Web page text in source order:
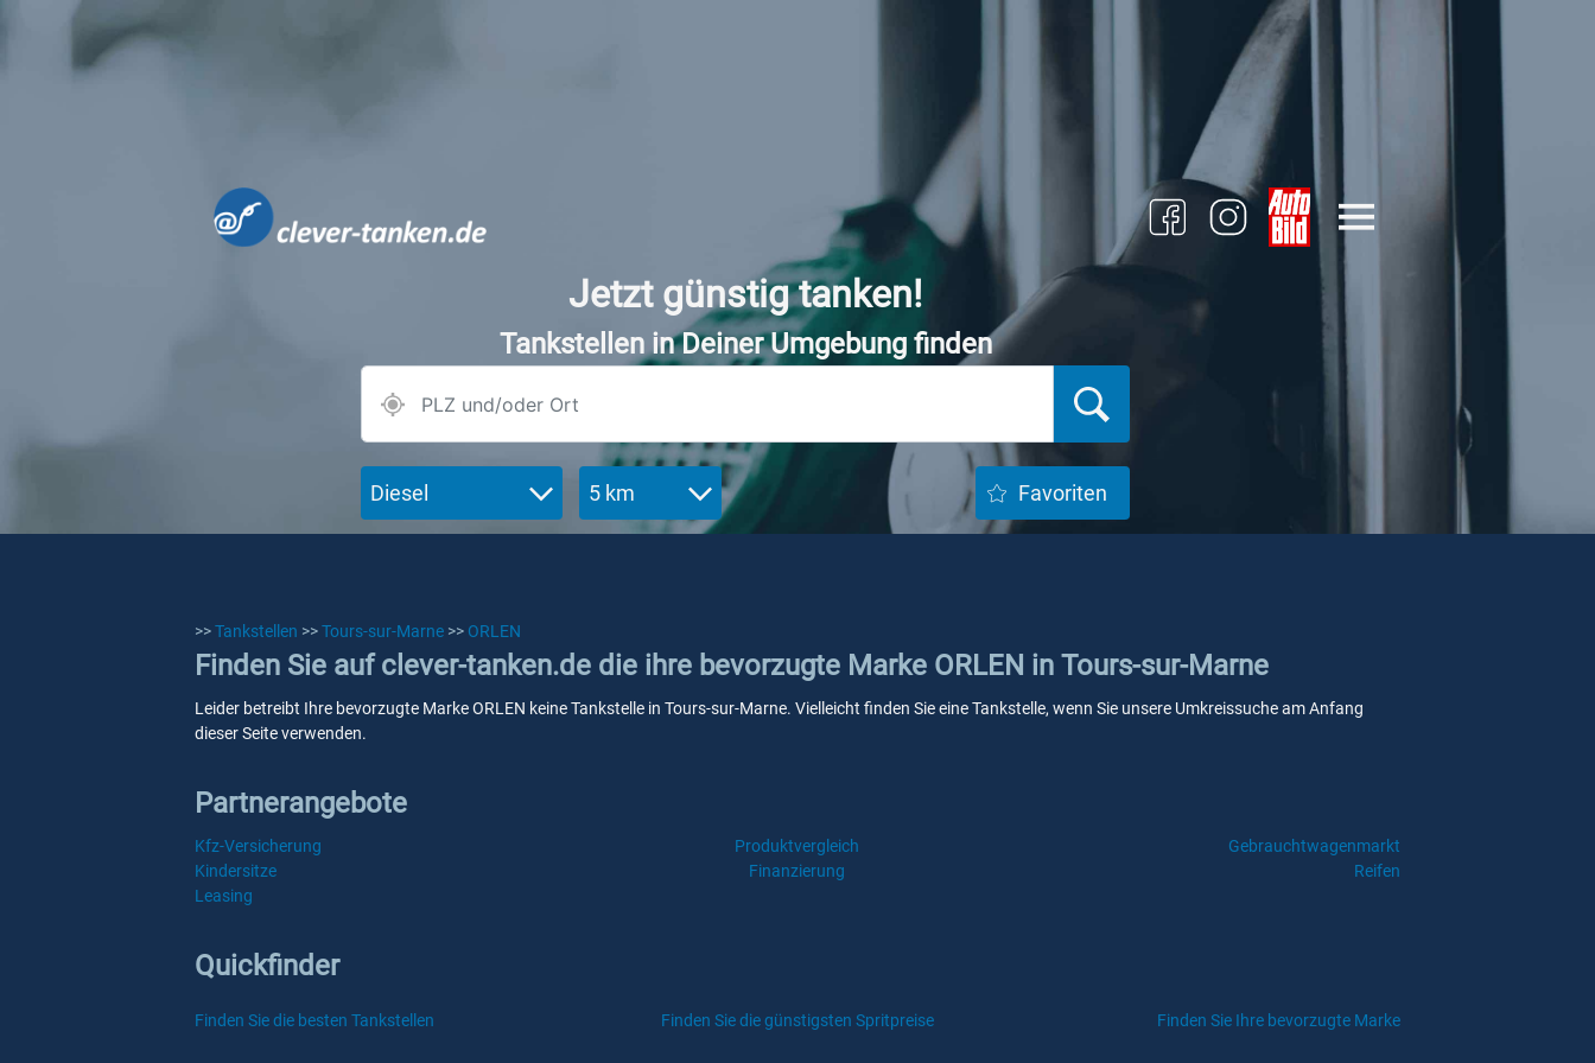
Jetzt günstig tanken!
Tankstellen in Deiner Umgebung finden
Diesel 5 km Favoriten
>>Tankstellen >>Tours-sur-Marne >> ORLEN
Finden Sie auf clever-tanken.de die ihre bevorzugte Marke ORLEN in Tours-sur-Marne
Leider betreibt Ihre bevorzugte Marke ORLEN keine Tankstelle in Tours-sur-Marne. Vielleicht finden Sie eine Tankstelle, wenn Sie unsere Umkreissuche am Anfang
dieser Seite verwenden.
Partnerangebote
Kfz-Versicherung Produktvergleich
Gebrauchtwagenmarkt
Kindersitze
Finanzierung
Reifen
Leasing
Quickfinder
Finden Sie die besten Tankstellen Finden Sie die günstigsten Spritpreise Finden Sie Ihre bevorzugte Marke